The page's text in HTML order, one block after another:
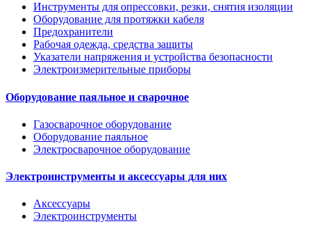
Инструменты для опрессовки, резки, снятия изоляции
Оборудование для протяжки кабеля
Предохранители
Рабочая одежда, средства защиты
Указатели напряжения и устройства безопасности
Электроизмерительные приборы
Оборудование паяльное и сварочное
Газосварочное оборудование
Оборудование паяльное
Электросварочное оборудование
Электроинструменты и аксессуары для них
Аксессуары
Электроинструменты